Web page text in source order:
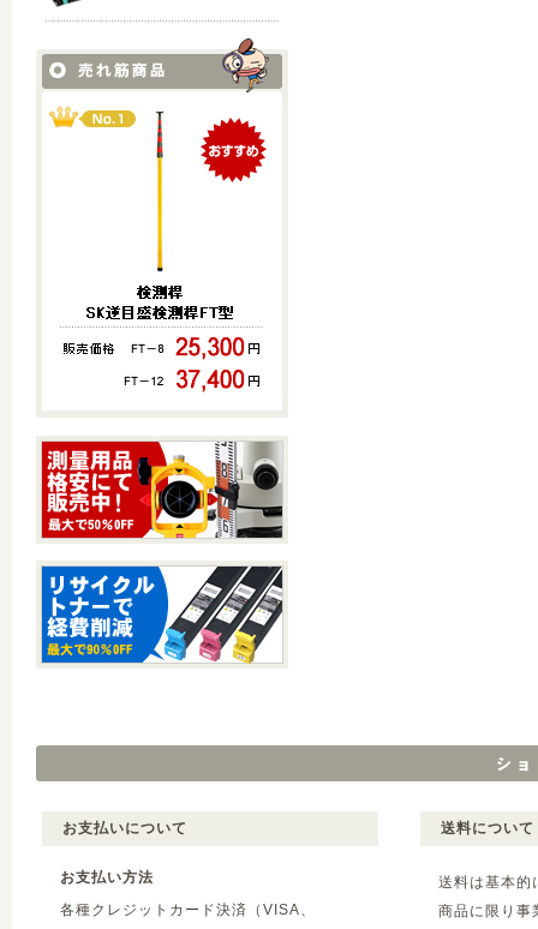
お支払いについて
お支払い方法
各種クレジットカード決済（VISA、
送料について
送料は基本的
商品に限り事